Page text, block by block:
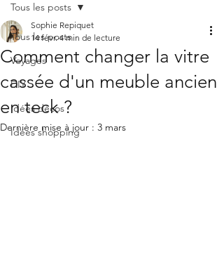
Tous les posts
Voyages
DIY
Idées décos
Idées shopping
Tous les posts
Comment changer la vitre
cassée d'un meuble ancien
en teck ?
Sophie Repiquet
14 févr. 4 min de lecture
Dernière mise à jour : 3 mars